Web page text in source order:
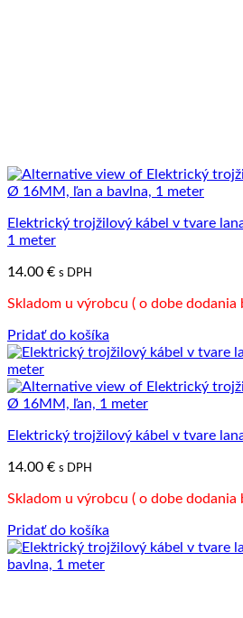
Elektrický trojžilový kábel v tvare
1 meter
14.00 € s DPH
Skladom u výrobcu ( o dobe
Pridať do košíka
Elektrický trojžilový kábel v tvare
14.00 € s DPH
Skladom u výrobcu ( o dobe
Pridať do košíka